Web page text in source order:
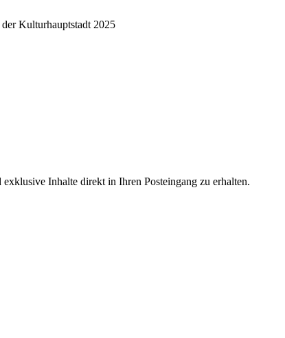
Kulturhauptstadt 2025
Inhalte direkt in Ihren Posteingang zu erhalten.